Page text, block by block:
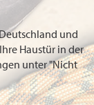
und
Haustür in der
unter "Nicht